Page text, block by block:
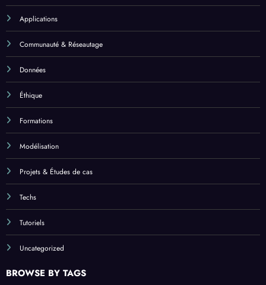
Applications
Communauté & Réseautage
Données
Éthique
Formations
Modélisation
Projets & Études de cas
Techs
Tutoriels
Uncategorized
BROWSE BY TAGS